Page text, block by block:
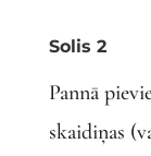
Solis 2
Pannā
skaidiņas